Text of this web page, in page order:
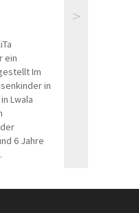
ein
Im
in
Lwala
6 Jahre
>